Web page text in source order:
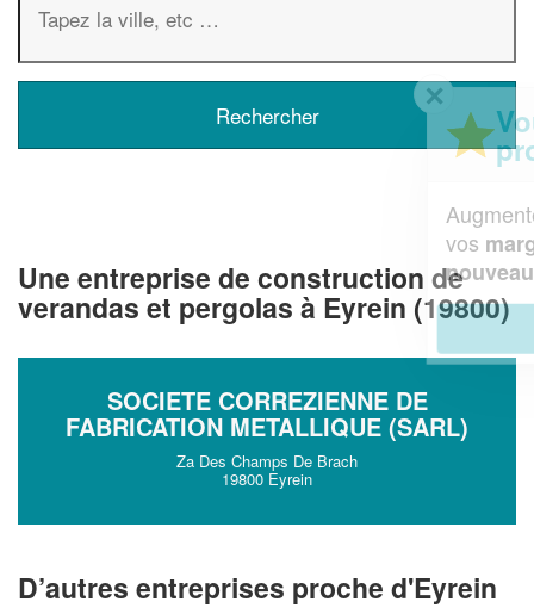
Une entreprise de construction de
verandas et pergolas à Eyrein (19800)
SOCIETE CORREZIENNE DE
FABRICATION METALLIQUE (SARL)
Za Des Champs De Brach
19800 Eyrein
D’autres entreprises proche d'Eyrein
✕
Vous êtes un
professionnel ?
chiffre d'affaireset
tout en gagnant de
nouveaux clients!
En savoir plus